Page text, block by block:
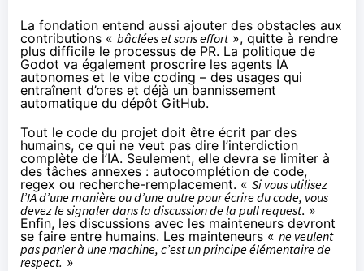
La fondation entend aussi ajouter des obstacles aux
contributions « bâclées et sans effort», quitte à rendre
plus difficile le processus de PR. La politique de
Godot va également proscrire les agents IA
autonomes et le vibe coding – des usages qui
entraînent d’ores et déjà un bannissement
automatique du dépôt GitHub.
Tout le code du projet doit être écrit par des
humains, ce qui ne veut pas dire l’interdiction
complète de l’IA. Seulement, elle devra se limiter à
des tâches annexes : autocomplétion de code,
regex ou recherche-remplacement. « Si vous utilisez
l’IA d’une manière ou d’une autre pour écrire du code, vous
devez le signaler dans la discussion de la pull request. »
Enfin, les discussions avec les mainteneurs devront
se faire entre humains. Les mainteneurs « ne veulent
pas parler à une machine, c’est un principe élémentaire de
respect. »